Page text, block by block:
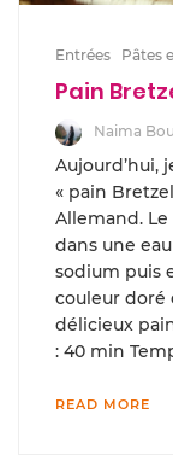
Entrées Pâtes
Pain
Naima
Aujourd’hui,
« pain
Allemand.
dans une
sodium puis
couleur doré
délicieux
: 40 min
READ MORE